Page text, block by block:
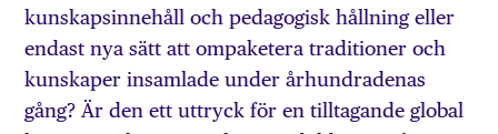
kunskapsinnehåll och pedagogisk hållning eller
endast nya sätt att ompaketera traditioner och
kunskaper insamlade under århundradenas
gång? Är den ett uttryck för en tilltagande global